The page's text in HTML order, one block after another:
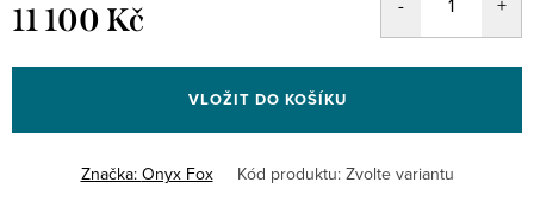
11 100 Kč
cena:
VLOŽIT DO KOŠÍKU
Značka: Onyx Fox Kód produktu: Zvolte variantu